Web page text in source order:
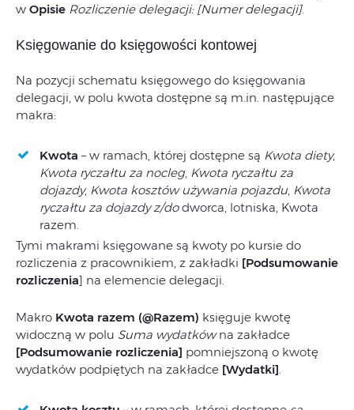
w Opisie Rozliczenie delegacji: [Numer delegacji].
Księgowanie do księgowości kontowej
Na pozycji schematu księgowego do księgowania
delegacji, w polu kwota dostępne są m.in. następujące
makra:
Kwota – w ramach, której dostępne są Kwota diety,
Kwota ryczałtu za nocleg, Kwota ryczałtu za
dojazdy, Kwota kosztów używania pojazdu, Kwota
ryczałtu za dojazdy z/dodworca, lotniska, Kwota
razem.
Tymi makrami księgowane są kwoty po kursie do
rozliczenia z pracownikiem, z zakładki [Podsumowanie
rozliczenia] na elemencie delegacji.
Makro Kwota razem (@Razem) księguje kwotę
widoczną w polu Suma wydatkówna zakładce
[Podsumowanie rozliczenia] pomniejszoną o kwotę
wydatków podpiętych na zakładce [Wydatki].